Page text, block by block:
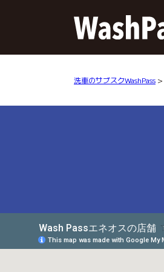
洗車のサブスクWashPass >